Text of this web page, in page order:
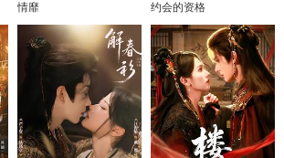
情靡 约会的资格